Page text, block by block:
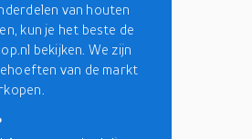
van houten
kun je het beste de
bekijken. We zijn
van de markt